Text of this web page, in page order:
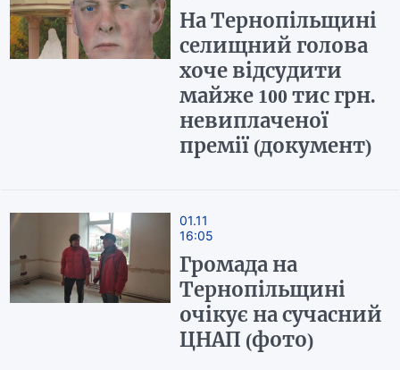
На Тернопільщині
селищний голова
хоче відсудити
майже 100 тис грн.
невиплаченої
премії (документ)
01.11
16:05
Громада на
Тернопільщині
очікує на сучасний
ЦНАП (фото)